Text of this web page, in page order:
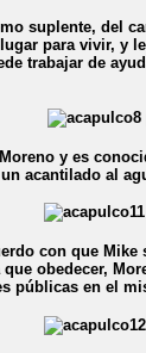
suplente, del
para vivir, y
trabajar de
y es
acantilado al
con que
obedecer,
públicas en el